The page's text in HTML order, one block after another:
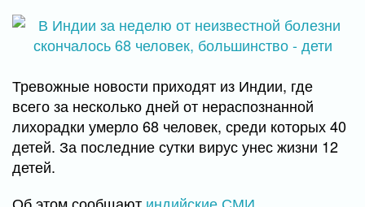
Тревожные новости приходят из Индии, где
всего за несколько дней от нераспознанной
лихорадки умерло 68 человек, среди которых 40
детей. За последние сутки вирус унес жизни 12
детей.